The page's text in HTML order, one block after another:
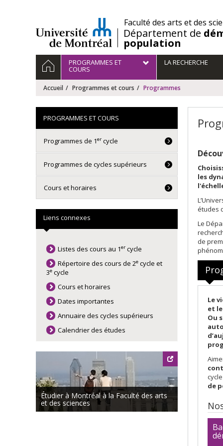
/Faculté des arts et des
Département de
population
Navigation
principale
ACCUEILPROGRAMMES ET
COURS
LA RECHERCHE
Accueil Programmes et cours Programmes
les
études
Le
de
Le
et
Ou
de
PROGRAMMES ET COURS
Programmes de 1er cycle
Programmes de cycles supérieurs
Cours et horaires
Liens connexes
Listes des cours au 1er cycle
Répertoire des cours de 2e cycle et
3e cycle
Cours et horaires
Dates importantes
Annuaire des cycles supérieurs
Calendrier des études
Étudier à Montréal à la Faculté des arts
et des sciences